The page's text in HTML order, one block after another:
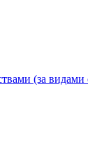
(за видами